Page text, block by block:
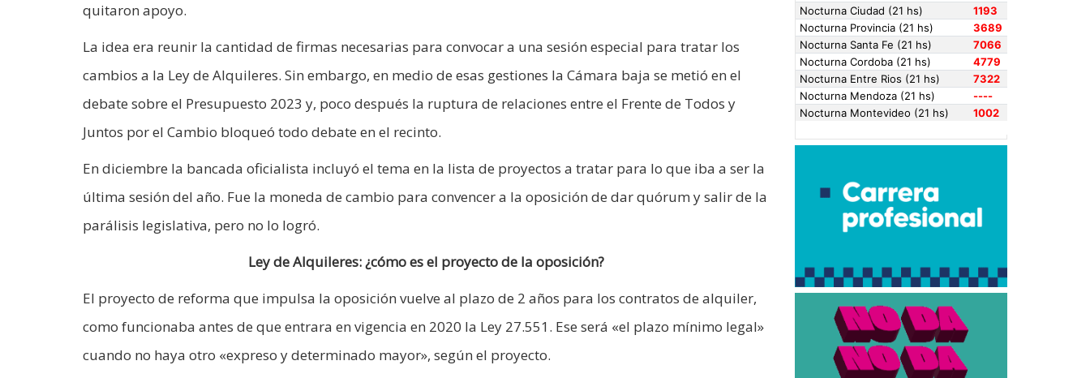
quitaron apoyo.
La idea era reunir la cantidad de firmas necesarias para convocar a una sesión especial para tratar los
cambios a la Ley de Alquileres. Sin embargo, en medio de esas gestiones la Cámara baja se metió en el
debate sobre el Presupuesto 2023 y, poco después la ruptura de relaciones entre el Frente de Todos y
Juntos por el Cambio bloqueó todo debate en el recinto.
En diciembre la bancada oficialista incluyó el tema en la lista de proyectos a tratar para lo que iba a ser la
última sesión del año. Fue la moneda de cambio para convencer a la oposición de dar quórum y salir de la
parálisis legislativa, pero no lo logró.
Ley de Alquileres: ¿cómo es el proyecto de la oposición?
El proyecto de reforma que impulsa la oposición vuelve al plazo de 2 años para los contratos de alquiler,
como funcionaba antes de que entrara en vigencia en 2020 la Ley 27.551. Ese será «el plazo mínimo legal»
cuando no haya otro «expreso y determinado mayor», según el proyecto.